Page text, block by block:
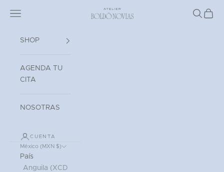
Atelier Boldó Novias
Abrir menú de navegación AbrirAbrir
SHOP
AGENDA TU
CITA
NOSOTRAS
CUENTA
México (MXN $)
País
Anguila (XCD